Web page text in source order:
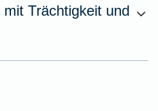
Trächtigkeit und